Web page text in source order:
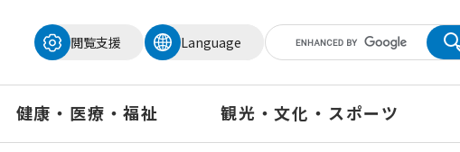
閲覧支援
Language
健康・医療・福祉 観光・文化・スポーツ